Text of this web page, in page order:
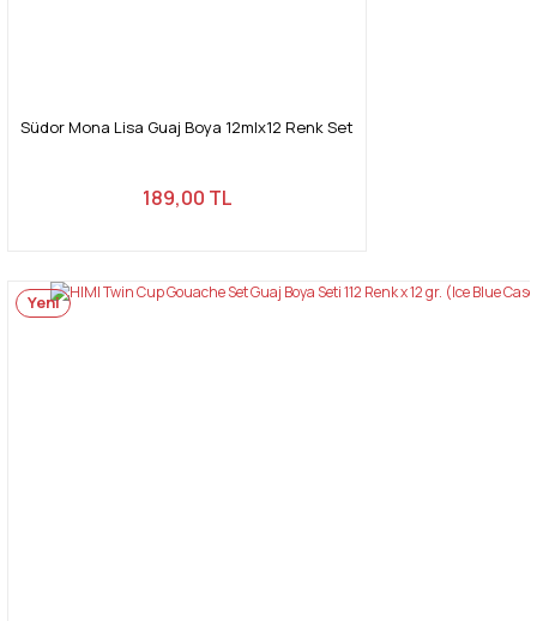
Südor Mona Lisa Guaj Boya 12mlx12 Renk Set
189,00 TL
Yeni